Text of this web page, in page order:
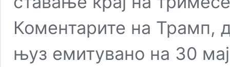
Коментарите на Трамп,
њуз емитувано на 30